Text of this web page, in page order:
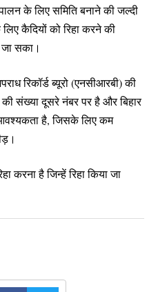
के लिए समिति बनाने की जल्दी
कैदियों को रिहा करने की
जा सका।
रिकॉर्ड ब्यूरो (एनसीआरबी) की
की संख्या दूसरे नंबर पर है और बिहार
है, जिसके लिए कम
करना है जिन्हें रिहा किया जा